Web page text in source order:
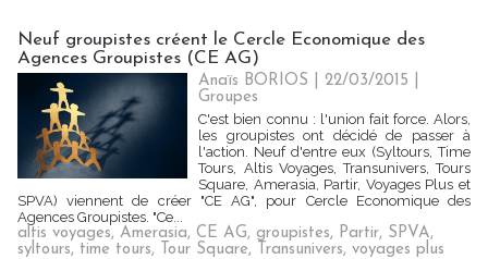
Neuf groupistes créent le Cercle Economique des
Agences Groupistes (CE AG)
Anaïs BORIOS | 22/03/2015
Groupes
C'est bien connu : l'union fait force. Alors,
les groupistes ont décidé de passer à
l'action. Neuf d'entre eux (Syltours, Time
Tours, Altis Voyages, Transunivers, Tours
Square, Amerasia, Partir, Voyages Plus et
SPVA) viennent de créer "CE AG", pour Cercle Economique des
Agences Groupistes. "Ce...
altis voyages, Amerasia, CE AG, groupistes, Partir, SPVA,
syltours, time tours, Tour Square, Transunivers, voyages plus